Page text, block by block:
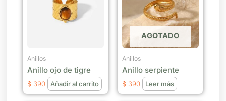
Anillos
Anillo ojo de tigre
$ 390 Añadir al carrito
AGOTADO
Anillos
Anillo serpiente
$ 390 Leer más